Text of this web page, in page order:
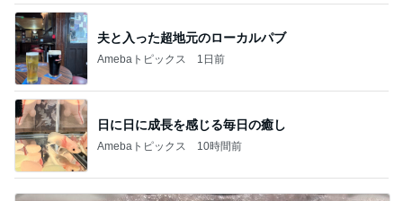
夫と入った超地元のローカルパブ
Amebaトピックス 1日前
日に日に成長を感じる毎日の癒し
Amebaトピックス 10時間前